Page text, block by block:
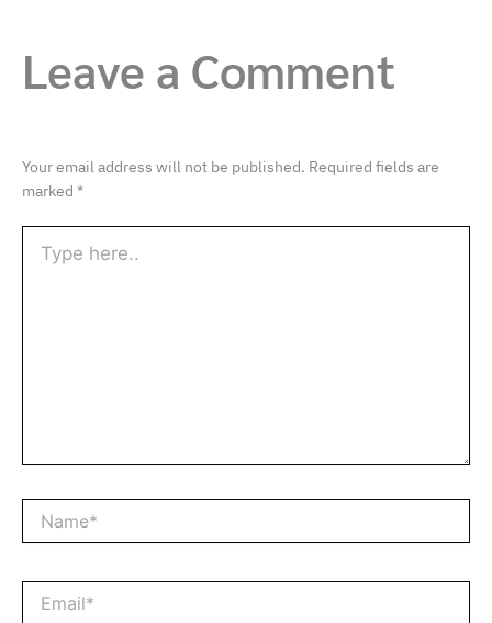
Leave a Comment
Your email address will not be published. Required fields are
marked *
here..